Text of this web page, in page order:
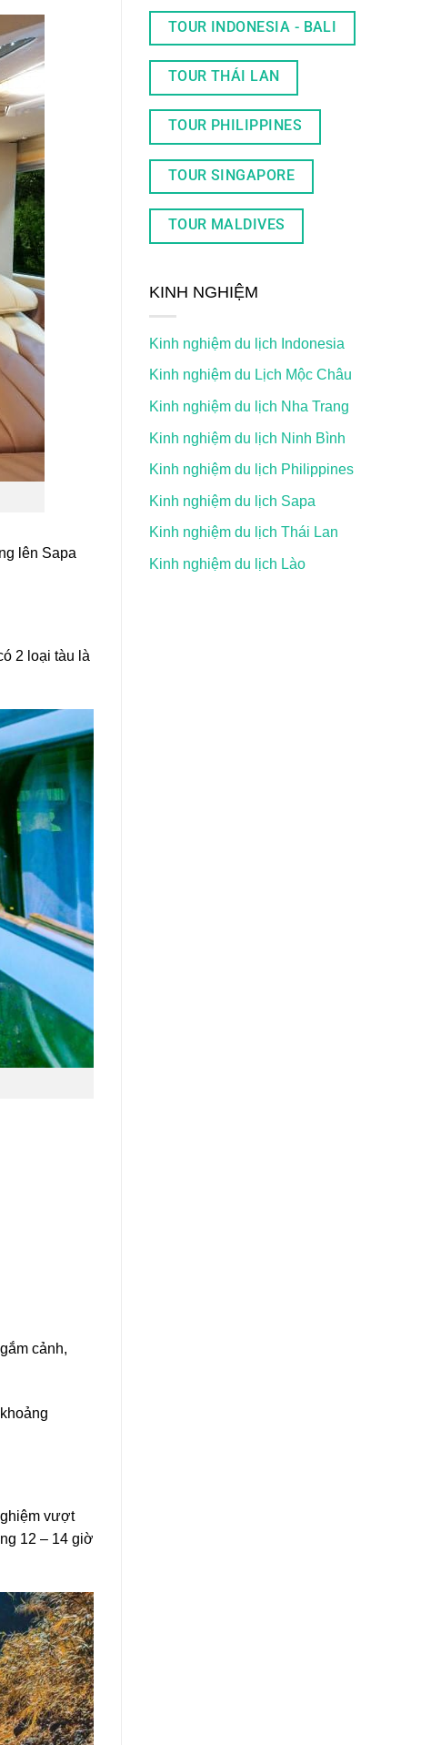
lên Sapa
2 loại tàu là
cảnh,
vượt
12 – 14 giờ
TOUR INDONESIA - BALI
TOUR THÁI LAN
TOUR PHILIPPINES
TOUR SINGAPORE
TOUR MALDIVES
KINH NGHIỆM
Kinh nghiệm du lịch Indonesia
Kinh nghiệm du Lịch Mộc Châu
Kinh nghiệm du lịch Nha Trang
Kinh nghiệm du lịch Ninh Bình
Kinh nghiệm du lịch Philippines
Kinh nghiệm du lịch Sapa
Kinh nghiệm du lịch Thái Lan
Kinh nghiệm du lịch Lào